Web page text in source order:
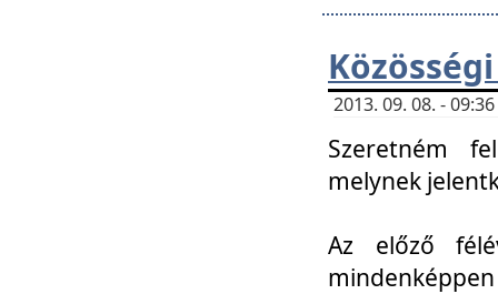
2013. 09. 08. -
Szeretném
melynek
Az előző